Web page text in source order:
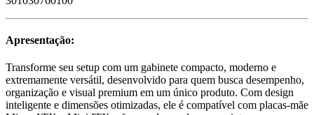
Apresentação:
Transforme seu setup com um gabinete compacto, moderno e
extremamente versátil, desenvolvido para quem busca desempenho,
organização e visual premium em um único produto. Com design
inteligente e dimensões otimizadas, ele é compatível com placas-mãe